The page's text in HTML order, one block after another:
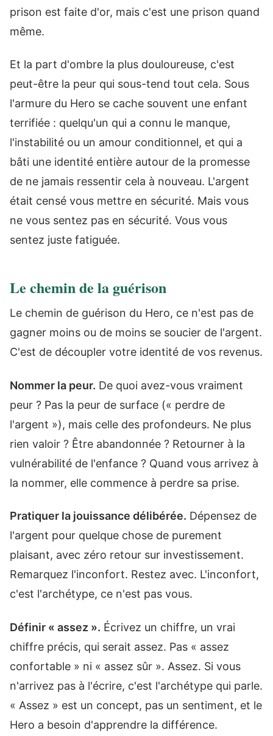
prison est faite d'or, mais c'est une prison quand
même.
Et la part d'ombre la plus douloureuse, c'est
peut-être la peur qui sous-tend tout cela. Sous
l'armure du Hero se cache souvent une enfant
terrifiée : quelqu'un qui a connu le manque,
l'instabilité ou un amour conditionnel, et qui a
bâti une identité entière autour de la promesse
de ne jamais ressentir cela à nouveau. L'argent
était censé vous mettre en sécurité. Mais vous
ne vous sentez pas en sécurité. Vous vous
sentez juste fatiguée.
Le chemin de la guérison
Le chemin de guérison du Hero, ce n'est pas de
gagner moins ou de moins se soucier de l'argent.
C'est de découpler votre identité de vos revenus.
Nommer la peur. De quoi avez-vous vraiment
peur ? Pas la peur de surface (« perdre de
l'argent »), mais celle des profondeurs. Ne plus
rien valoir ? Être abandonnée ? Retourner à la
vulnérabilité de l'enfance ? Quand vous arrivez à
la nommer, elle commence à perdre sa prise.
Pratiquer la jouissance délibérée. Dépensez de
l'argent pour quelque chose de purement
plaisant, avec zéro retour sur investissement.
Remarquez l'inconfort. Restez avec. L'inconfort,
c'est l'archétype, ce n'est pas vous.
Définir « assez ». Écrivez un chiffre, un vrai
chiffre précis, qui serait assez. Pas « assez
confortable » ni « assez sûr ». Assez. Si vous
n'arrivez pas à l'écrire, c'est l'archétype qui parle.
« Assez » est un concept, pas un sentiment, et le
Hero a besoin d'apprendre la différence.